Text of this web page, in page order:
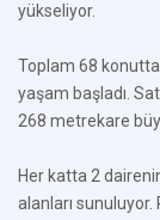
yükseliyor.
Toplam 68
yaşam başladı.
268 metrekare
Her katta 2
alanları sunuluyor.